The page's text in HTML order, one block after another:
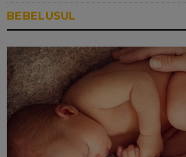
BEBELUSUL